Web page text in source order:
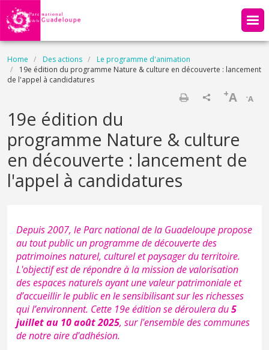
Skip to main content
Breadcrumb
Home Des actions
Le programme d'animation
19e édition du programme Nature & culture en découverte : lancement
de l'appel à candidatures
-A
+A
19e édition du
programme Nature & culture
en découverte : lancement de
l'appel à candidatures
Depuis 2007, le Parc national de la Guadeloupe propose
au tout public un programme de découverte des
patrimoines naturel, culturel et paysager du territoire.
L'objectif est de répondre à la mission de valorisation
des espaces naturels ayant une valeur patrimoniale et
d’accueillir le public en le sensibilisant sur les richesses
qui l’environnent. Cette 19e édition se déroulera du5
juillet au 10 août 2025, sur l'ensemble des communes
de notre aire d'adhésion.